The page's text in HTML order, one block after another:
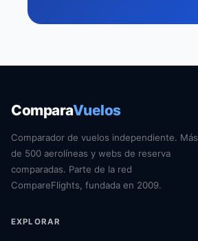
ComparaVuelos
Comparador de vuelos independiente. Más
de 500 aerolíneas y webs de reserva
comparadas. Parte de la red
CompareFlights, fundada en 2009.
EXPLORAR